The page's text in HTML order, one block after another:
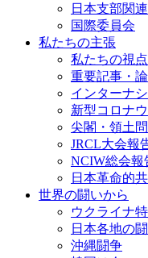
日本支部関連
国際委員会
私たちの主張
私たちの視
重要記事・
インターナ
新型コロナ
尖閣・領土
JRCL大会報
NCIW総会報
日本革命的
世界の闘いから
ウクライナ
日本各地の
沖縄闘争